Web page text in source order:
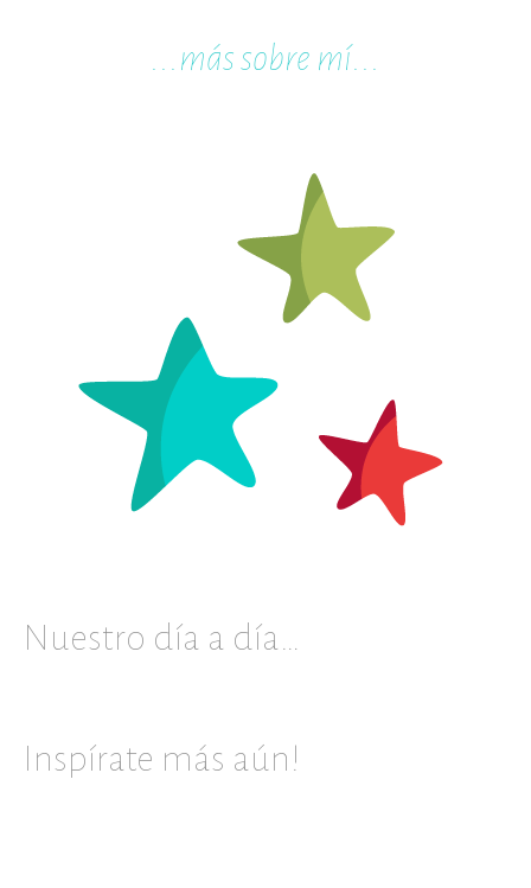
...más sobre mí...
Nuestro día a día…
Inspírate más aún!